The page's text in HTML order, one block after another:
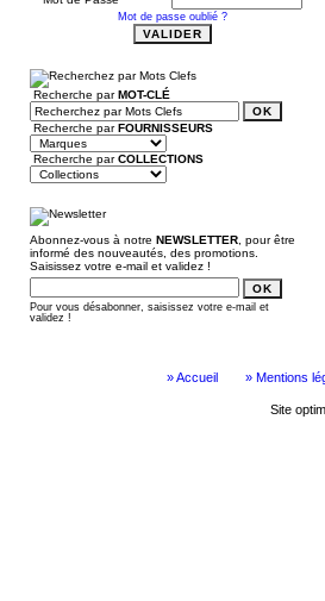
Mot de passe oublié ?
Recherche parMOT-CLÉ
Recherche parFOURNISSEURS
Recherche parCOLLECTIONS
Abonnez-vous à notre NEWSLETTER , pour être
informé des nouveautés, des promotions.
Saisissez votre e-mail et validez !
Pour vous désabonner, saisissez votre e-mail et
validez !
» Accueil » Mentions
Site